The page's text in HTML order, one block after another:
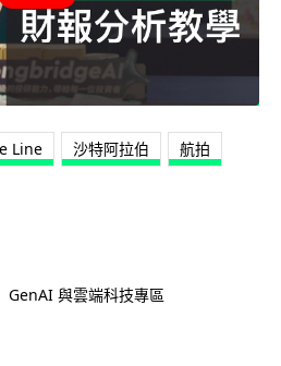
Line 沙特阿拉伯 航拍
GenAI 與雲端科技專區